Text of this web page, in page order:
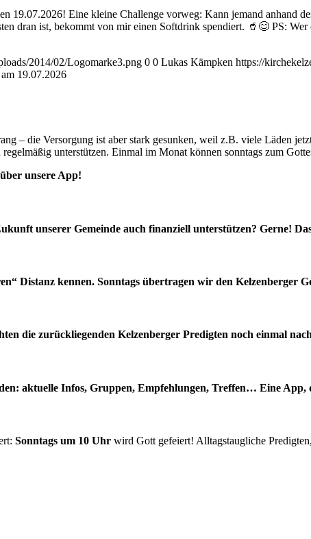
19.07.2026! Eine kleine Challenge vorweg: Kann jemand anhand
dran ist, bekommt von mir einen Softdrink spendiert. 🥤😊 PS:
2014/02/Logomarke3.png 0 0 Lukas Kämpken https://
19.07.2026
– die Versorgung ist aber stark gesunken, weil z.B. viele Läden
unterstützen. Einmal im Monat können sonntags zum
unsere App!
unserer Gemeinde auch finanziell unterstützen? Gerne!
Distanz kennen. Sonntags übertragen wir den Kelzenberger
die zurückliegenden Kelzenberger Predigten noch einmal
aktuelle Infos, Gruppen, Empfehlungen, Treffen… Eine App,
Sonntags um 10 Uhr wird Gott gefeiert! Alltagstaugliche